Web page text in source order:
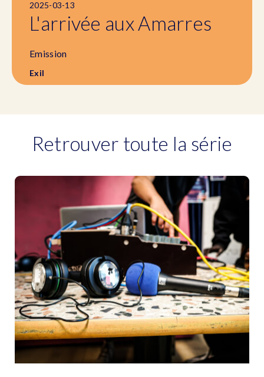
2025-03-13
L'arrivée aux Amarres
Emission
Exil
Retrouver toute la série